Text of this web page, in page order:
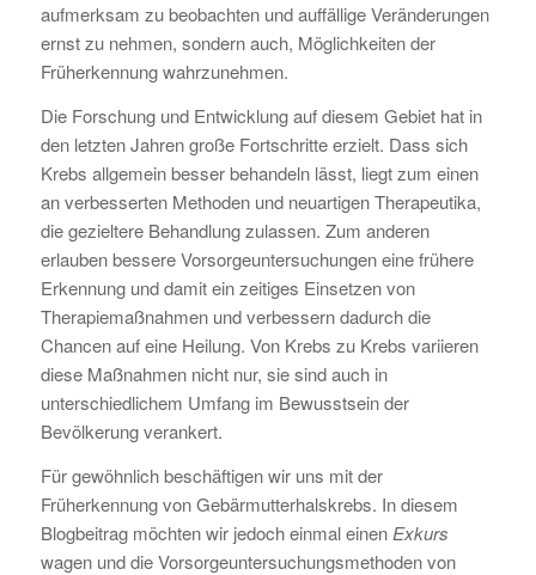
aufmerksam zu beobachten und auffällige Veränderungen
ernst zu nehmen, sondern auch, Möglichkeiten der
Früherkennung wahrzunehmen.
Die Forschung und Entwicklung auf diesem Gebiet hat in
den letzten Jahren große Fortschritte erzielt. Dass sich
Krebs allgemein besser behandeln lässt, liegt zum einen
an verbesserten Methoden und neuartigen Therapeutika,
die gezieltere Behandlung zulassen. Zum anderen
erlauben bessere Vorsorgeuntersuchungen eine frühere
Erkennung und damit ein zeitiges Einsetzen von
Therapiemaßnahmen und verbessern dadurch die
Chancen auf eine Heilung. Von Krebs zu Krebs variieren
diese Maßnahmen nicht nur, sie sind auch in
unterschiedlichem Umfang im Bewusstsein der
Bevölkerung verankert.
Für gewöhnlich beschäftigen wir uns mit der
Früherkennung von Gebärmutterhalskrebs. In diesem
Blogbeitrag möchten wir jedoch einmal einen Exkurs
wagen und die Vorsorgeuntersuchungsmethoden von